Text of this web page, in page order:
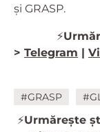
și GRASP.
⚡️
> Telegram
#GRASP
⚡️Urmărește